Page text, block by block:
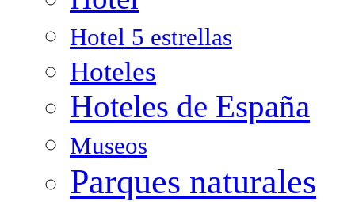
Hotel 5 estrellas
Hoteles
Hoteles de España
Museos
Parques naturales